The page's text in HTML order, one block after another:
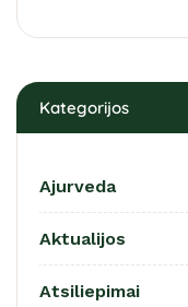
Kategorijos
Ajurveda
Aktualijos
Atsiliepimai